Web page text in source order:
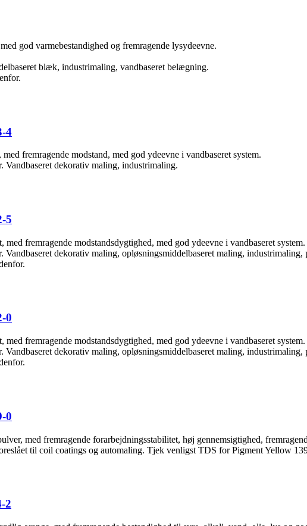
god varmebestandighed og fremragende lysydeevne.
blæk, industrimaling, vandbaseret belægning.
4
fremragende modstand, med god ydeevne i vandbaseret system.
dekorativ maling, industrimaling.
5
fremragende modstandsdygtighed, med god ydeevne i vandbaseret system.
dekorativ maling, opløsningsmiddelbaseret maling, industrimaling,
0
fremragende modstandsdygtighed, med god ydeevne i vandbaseret system.
dekorativ maling, opløsningsmiddelbaseret maling, industrimaling,
0
med fremragende forarbejdningsstabilitet, høj gennemsigtighed,
til coil coatings og automaling. Tjek venligst TDS for Pigment Yellow
2